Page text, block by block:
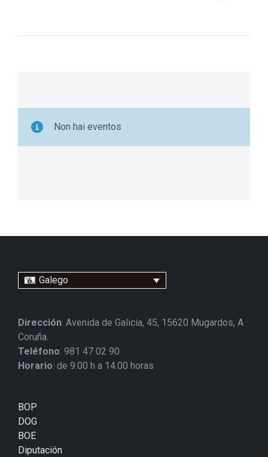
Non hai eventos
Galego
Dirección: Avenida de Galicia, 45, 15620 Mugardos, A
Coruña.
Teléfono: 981 47 02 90
Horario: de 9.00 h a 14.00 horas
BOP
DOG
BOE
Diputación